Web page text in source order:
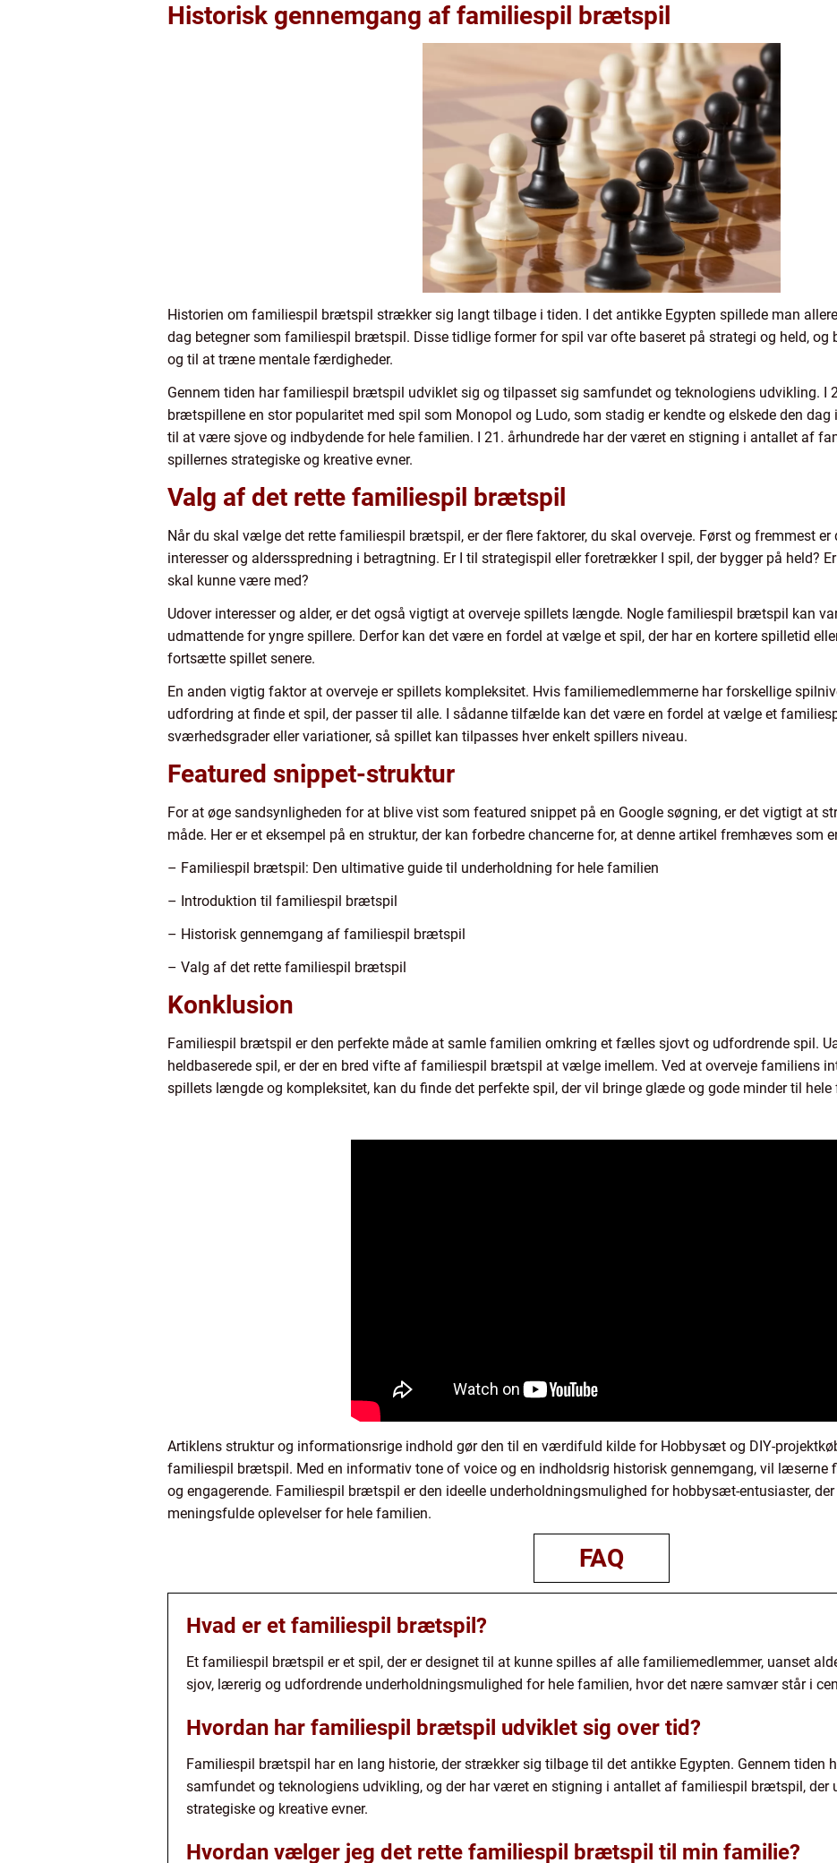
Historisk gennemgang af familiespil brætspil
Historien om familiespil brætspil strækker sig langt tilbage i tiden. I det antikke Egypten spillede man
dag betegner som familiespil brætspil. Disse tidlige former for spil var ofte baseret på strategi og held, og
og til at træne mentale færdigheder.
Gennem tiden har familiespil brætspil udviklet sig og tilpasset sig samfundet og teknologiens udvikling. I
brætspillene en stor popularitet med spil som Monopol og Ludo, som stadig er kendte og elskede den
til at være sjove og indbydende for hele familien. I 21. århundrede har der været en stigning i antallet af
spillernes strategiske og kreative evner.
Valg af det rette familiespil brætspil
Når du skal vælge det rette familiespil brætspil, er der flere faktorer, du skal overveje. Først og fremmest
interesser og aldersspredning i betragtning. Er I til strategispil eller foretrækker I spil, der bygger på held?
skal kunne være med?
Udover interesser og alder, er det også vigtigt at overveje spillets længde. Nogle familiespil brætspil kan
udmattende for yngre spillere. Derfor kan det være en fordel at vælge et spil, der har en kortere spilletid
fortsætte spillet senere.
En anden vigtig faktor at overveje er spillets kompleksitet. Hvis familiemedlemmerne har forskellige
udfordring at finde et spil, der passer til alle. I sådanne tilfælde kan det være en fordel at vælge et
sværhedsgrader eller variationer, så spillet kan tilpasses hver enkelt spillers niveau.
Featured snippet-struktur
For at øge sandsynligheden for at blive vist som featured snippet på en Google søgning, er det vigtigt at
måde. Her er et eksempel på en struktur, der kan forbedre chancerne for, at denne artikel fremhæves som
– Familiespil brætspil: Den ultimative guide til underholdning for hele familien
– Introduktion til familiespil brætspil
– Historisk gennemgang af familiespil brætspil
– Valg af det rette familiespil brætspil
Konklusion
Familiespil brætspil er den perfekte måde at samle familien omkring et fælles sjovt og udfordrende spil.
heldbaserede spil, er der en bred vifte af familiespil brætspil at vælge imellem. Ved at overveje familiens
spillets længde og kompleksitet, kan du finde det perfekte spil, der vil bringe glæde og gode minder til
Artiklens struktur og informationsrige indhold gør den til en værdifuld kilde for Hobbysæt og DIY-
familiespil brætspil. Med en informativ tone of voice og en indholdsrig historisk gennemgang, vil læserne
og engagerende. Familiespil brætspil er den ideelle underholdningsmulighed for hobbysæt-entusiaster,
meningsfulde oplevelser for hele familien.
FAQ
Hvad er et familiespil brætspil?
Et familiespil brætspil er et spil, der er designet til at kunne spilles af alle familiemedlemmer, uanset
sjov, lærerig og udfordrende underholdningsmulighed for hele familien, hvor det nære samvær står i
Hvordan har familiespil brætspil udviklet sig over tid?
Familiespil brætspil har en lang historie, der strækker sig tilbage til det antikke Egypten. Gennem tiden
samfundet og teknologiens udvikling, og der har været en stigning i antallet af familiespil brætspil, der
strategiske og kreative evner.
Hvordan vælger jeg det rette familiespil brætspil til min familie?